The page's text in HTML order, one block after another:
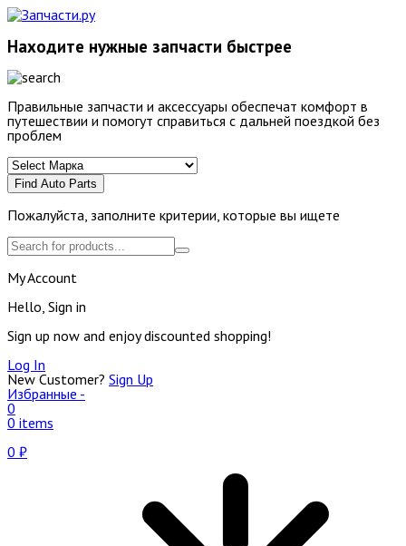
Находите нужные запчасти быстрее
Правильные запчасти и аксессуары обеспечат комфорт в
путешествии и помогут справиться с дальней поездкой без
проблем
Find Auto Parts
Пожалуйста, заполните критерии, которые вы ищете
My Account
Hello, Sign in
Sign up now and enjoy discounted shopping!
Log In
New Customer? Sign Up
Избранные -
0
0 items
0 ₽